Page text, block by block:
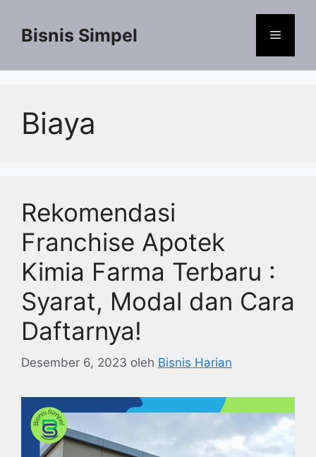
Bisnis Simpel Menu
Biaya
Rekomendasi
Franchise Apotek
Kimia Farma Terbaru :
Syarat, Modal dan Cara
Daftarnya!
Desember 6, 2023 oleh Bisnis Harian